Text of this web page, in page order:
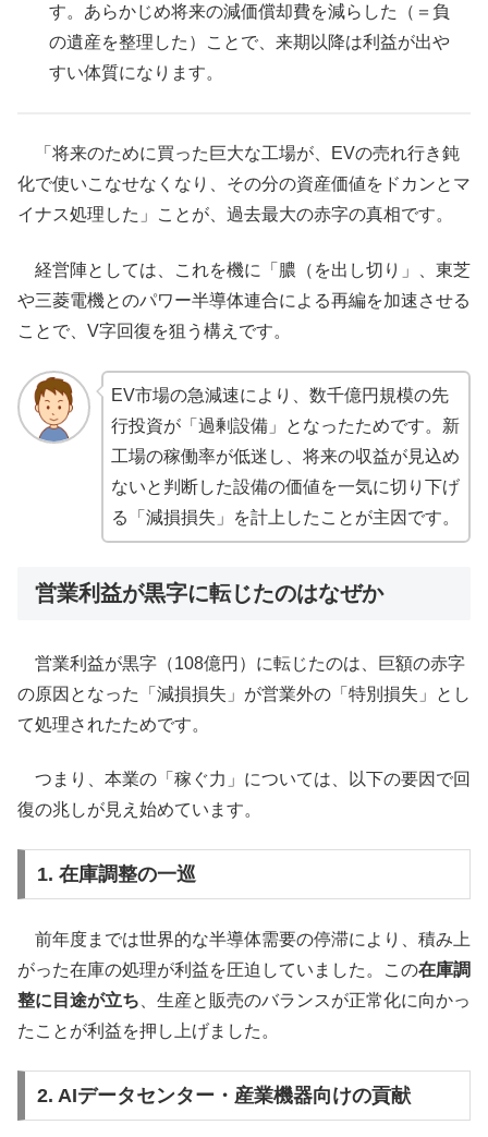
す。あらかじめ将来の減価償却費を減らした（＝負
の遺産を整理した）ことで、来期以降は利益が出や
すい体質になります。
「将来のために買った巨大な工場が、EVの売れ行き鈍
化で使いこなせなくなり、その分の資産価値をドカンとマ
イナス処理した」ことが、過去最大の赤字の真相です。
経営陣としては、これを機に「膿（を出し切り」、東芝
や三菱電機とのパワー半導体連合による再編を加速させる
ことで、V字回復を狙う構えです。
EV市場の急減速により、数千億円規模の先
行投資が「過剰設備」となったためです。新
工場の稼働率が低迷し、将来の収益が見込め
ないと判断した設備の価値を一気に切り下げ
る「減損損失」を計上したことが主因です。
営業利益が黒字に転じたのはなぜか
営業利益が黒字（108億円）に転じたのは、巨額の赤字
の原因となった「減損損失」が営業外の「特別損失」とし
て処理されたためです。
つまり、本業の「稼ぐ力」については、以下の要因で回
復の兆しが見え始めています。
1. 在庫調整の一巡
前年度までは世界的な半導体需要の停滞により、積み上
がった在庫の処理が利益を圧迫していました。この在庫調
整に目途が立ち 、生産と販売のバランスが正常化に向かっ
たことが利益を押し上げました。
2. AIデータセンター・産業機器向けの貢献